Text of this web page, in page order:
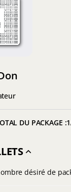
DU PACKAGE :1
désiré de